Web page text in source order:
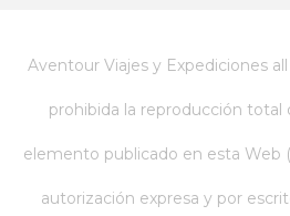
Aventour Viajes y Expediciones
prohibida la reproducción total
elemento publicado en esta Web
autorización expresa y por